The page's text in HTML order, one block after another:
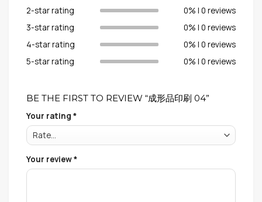
2-star rating
0% | 0 reviews
3-star rating
0% | 0 reviews
4-star rating
0% | 0 reviews
5-star rating
0% | 0 reviews
BE THE FIRST TO REVIEW “成形品印刷 04”
Your rating *
Your review*